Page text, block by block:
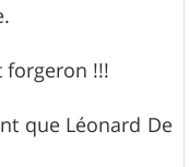
forgeron !!!
que Léonard De